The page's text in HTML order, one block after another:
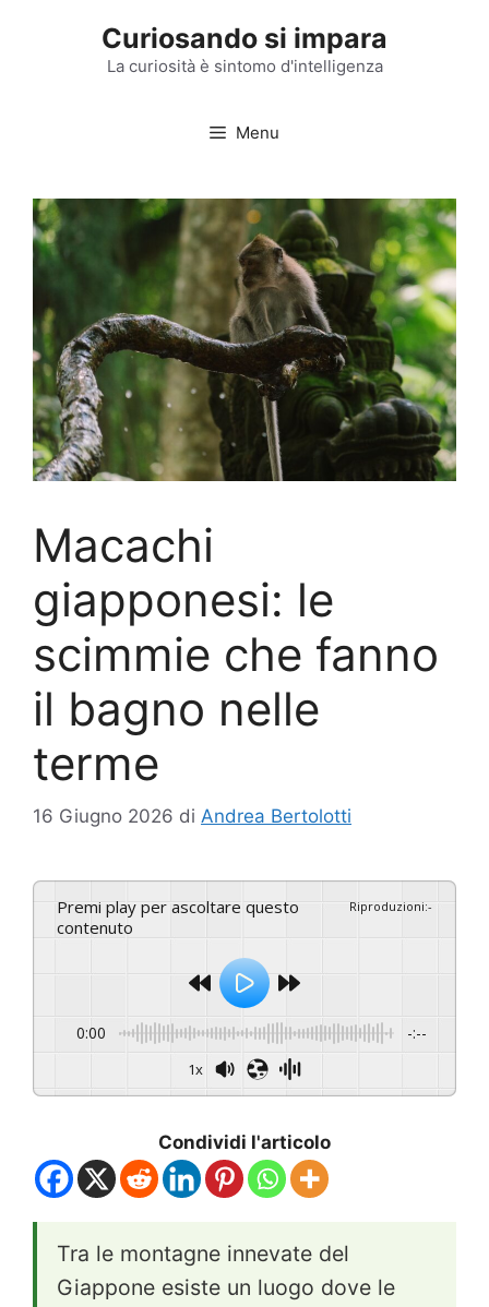
Curiosando si impara
La curiosità è sintomo d'intelligenza
Menu
Macachi
giapponesi: le
scimmie che fanno
il bagno nelle
terme
16 Giugno 2026 di Andrea Bertolotti
Premi play per ascoltare questo
contenuto
Riproduzioni:-
0:00 -:--
1x
Condividi l'articolo
Tra le montagne innevate del
Giappone esiste un luogo dove le